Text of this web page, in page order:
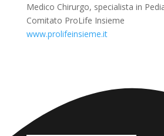
Medico Chirurgo, specialista in
Comitato ProLife Insieme
www.prolifeinsieme.it